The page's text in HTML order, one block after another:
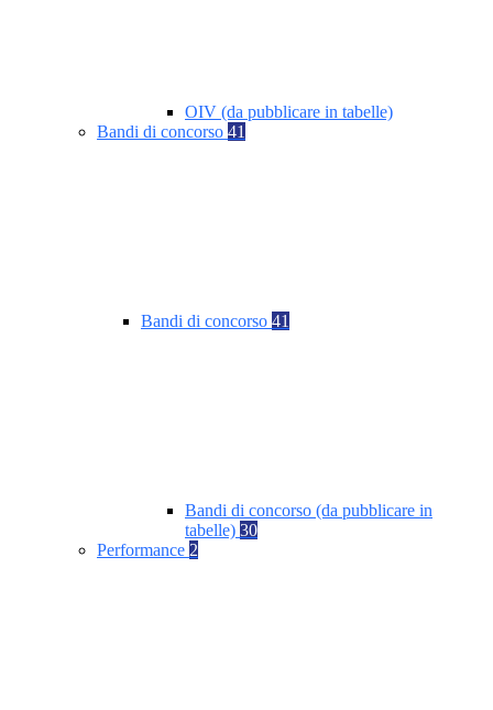
OIV (da pubblicare in tabelle)
Bandi di concorso 41
Bandi di concorso 41
Bandi di concorso (da pubblicare in
tabelle) 30
Performance 2